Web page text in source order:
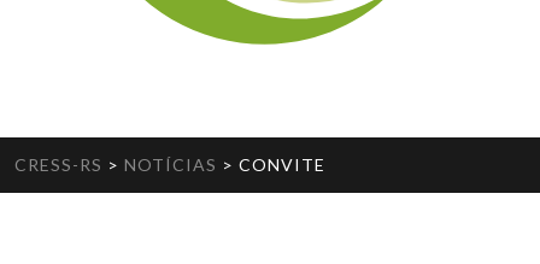
CRESS-RS > NOTÍCIAS > CONVITE